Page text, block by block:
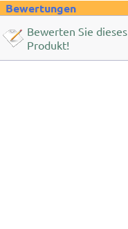
Bewertungen
Bewerten Sie dieses
Produkt!